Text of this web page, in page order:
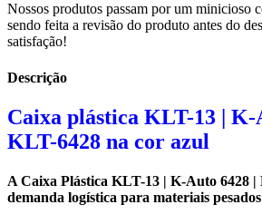
Nossos produtos passam por um minicioso
sendo feita a revisão do produto antes do
satisfação!
Descrição
Caixa plástica KLT-13 | K-
KLT-6428 na cor azul
A Caixa Plástica KLT-13 | K-Auto 6428 |
demanda logística para materiais pesados